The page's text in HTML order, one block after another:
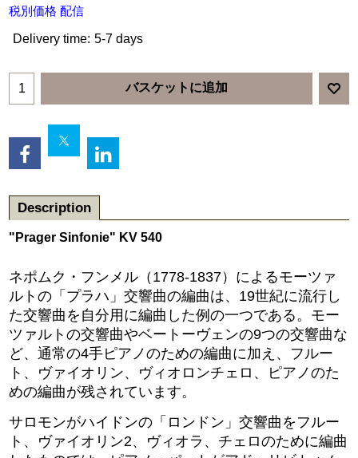
税別価格 配信
Delivery time: 5-7 days
バスケットに追加
Description
"Prager Sinfonie" KV 540
ネポムク・フンメル（1778-1837）によるモーツァ
ルトの「プラハ」交響曲の編曲は、19世紀に流行し
た交響曲を自分用に編曲した例の一つである。モー
ツァルトの交響曲やベートーヴェンの9つの交響曲な
ど、通常の4手ピアノのための編曲に加え、フルー
ト、ヴァイオリン、ヴィオロンチェロ、ピアノのた
めの編曲が残されています。
サロモンがハイドンの「ロンドン」交響曲をフルー
ト、ヴァイオリン2、ヴィオラ、チェロのために編曲